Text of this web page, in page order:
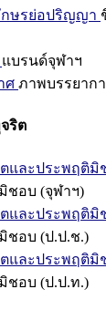
ษรย่อปริญญา
แบรนด์จุฬาฯ
ศ ภาพบรรยาก
ริต
ตและประพฤติมิ
ชอบ (จุฬาฯ)
ตและประพฤติมิ
ชอบ (ป.ป.ช.)
ตและประพฤติมิ
ชอบ (ป.ป.ท.)